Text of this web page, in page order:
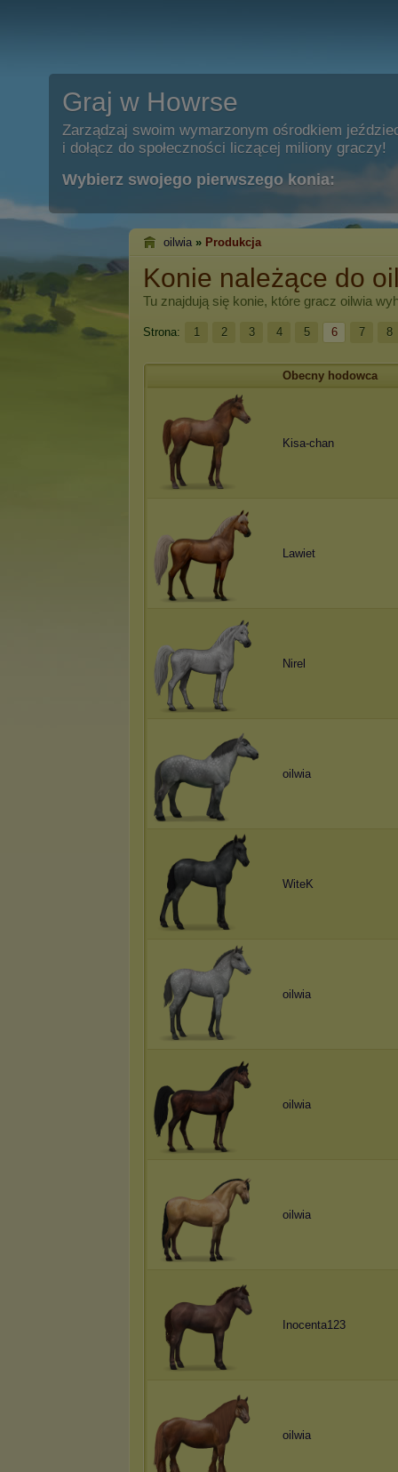
Graj w Howrse
Zarządzaj swoim wymarzonym ośrodkiem
i dołącz do społeczności liczącej miliony graczy!
Wybierz swojego pierwszego konia:
oilwia » Produkcja
Konie należące do
Tu znajdują się konie, które gracz oilwia
Strona: 1 2 3 4 5 6 7 8
Obecny hodowca
Kisa-chan
Lawiet
Nirel
oilwia
WiteK
oilwia
oilwia
oilwia
Inocenta123
oilwia